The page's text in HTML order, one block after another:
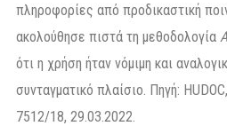
πληροφορίες από προδικαστική
ακολούθησε πιστά τη μεθοδολογία
ότι η χρήση ήταν νόμιμη και
συνταγματικό πλαίσιο. Πηγή:
7512/18, 29.03.2022.